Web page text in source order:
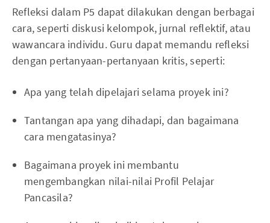
Refleksi dalam P5 dapat dilakukan dengan berbagai
cara, seperti diskusi kelompok, jurnal reflektif, atau
wawancara individu. Guru dapat memandu refleksi
dengan pertanyaan-pertanyaan kritis, seperti:
Apa yang telah dipelajari selama proyek ini?
Tantangan apa yang dihadapi, dan bagaimana
cara mengatasinya?
Bagaimana proyek ini membantu
mengembangkan nilai-nilai Profil Pelajar
Pancasila?